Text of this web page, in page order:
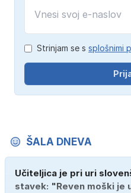
Strinjam se s splošnimi
ŠALA DNEVA
Učiteljica je pri uri
stavek: "Reven moški je